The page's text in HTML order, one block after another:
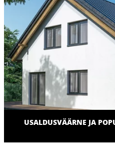
USALDUSVÄÄRNE JA